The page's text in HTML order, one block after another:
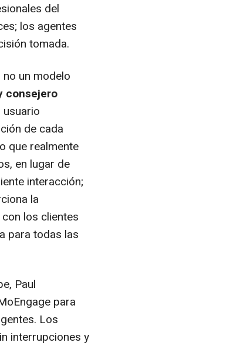
del
los agentes
tomada.
un modelo
consejero
usuario
de cada
que realmente
en lugar de
interacción;
la
los clientes
para todas las
Paul
para
Los
interrupciones y